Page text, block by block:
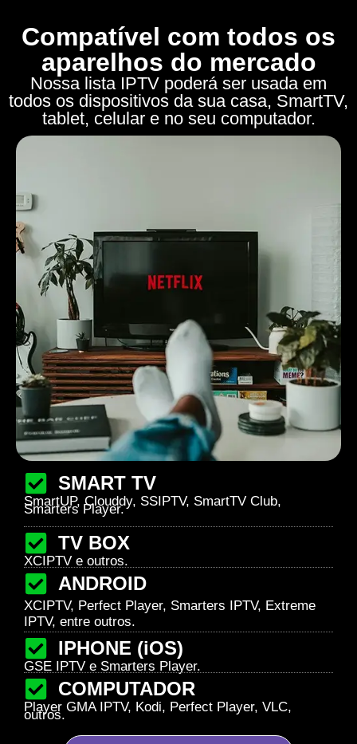
Compatível com todos os
aparelhos do mercado
Nossa lista IPTV poderá ser usada em
todos os dispositivos da sua casa, SmartTV,
tablet, celular e no seu computador.
SMART TV
SmartUP, Clouddy, SSIPTV, SmartTV Club,
Smarters Player.
TV BOX
XCIPTV e outros.
ANDROID
XCIPTV, Perfect Player, Smarters IPTV, Extreme
IPTV, entre outros.
IPHONE (iOS)
GSE IPTV e Smarters Player.
COMPUTADOR
Player GMA IPTV, Kodi, Perfect Player, VLC,
outros.